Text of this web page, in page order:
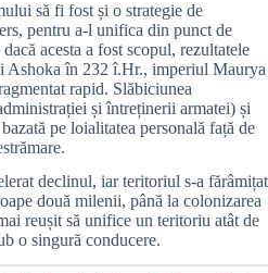
să fi fost și o strategie de
pentru a-l unifica din punct de
acesta a fost scopul, rezultatele
Ashoka în 232 î.Hr., imperiul Maurya
rapid. Slăbiciunea
și întreținerii armatei) și
pe loialitatea personală față de
declinul, iar teritoriul s-a fărâmițat
două milenii, până la colonizarea
reușit să unifice un teritoriu atât de
o singură conducere.